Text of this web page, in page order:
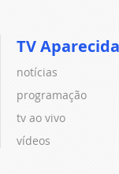
TV Aparecida
notícias
programação
tv ao vivo
vídeos